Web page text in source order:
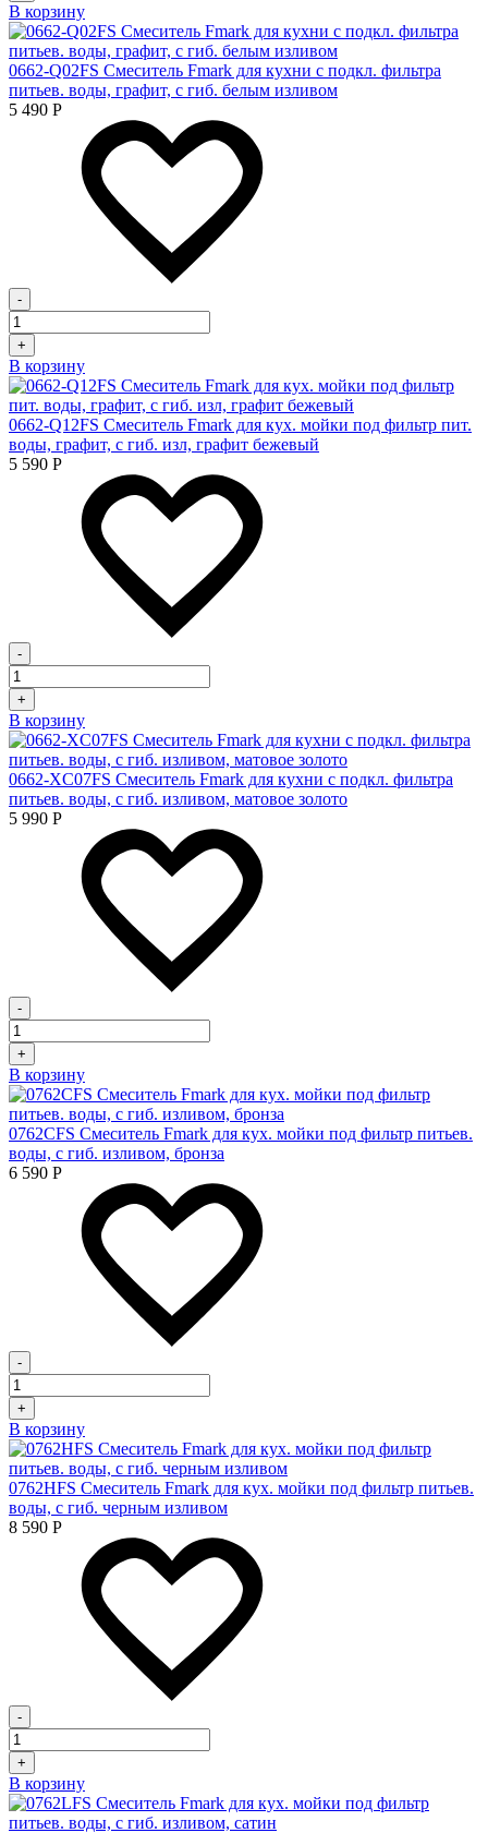
В корзину
0662-Q02FS Смеситель Fmark для кухни с подкл. фильтра
питьев. воды, графит, с гиб. белым изливом
5 490 Р
-
+
В корзину
0662-Q12FS Смеситель Fmark для кух. мойки под фильтр пит.
воды, графит, с гиб. изл, графит бежевый
5 590 Р
-
+
В корзину
0662-XC07FS Смеситель Fmark для кухни с подкл. фильтра
питьев. воды, с гиб. изливом, матовое золото
5 990 Р
-
+
В корзину
0762CFS Смеситель Fmark для кух. мойки под фильтр питьев.
воды, с гиб. изливом, бронза
6 590 Р
-
+
В корзину
0762HFS Смеситель Fmark для кух. мойки под фильтр питьев.
воды, с гиб. черным изливом
8 590 Р
-
+
В корзину